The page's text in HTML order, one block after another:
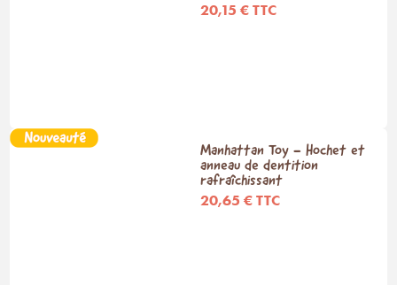
20,15 € TTC
Manhattan Toy - Hochet et
anneau de dentition
rafraîchissant
20,65 € TTC